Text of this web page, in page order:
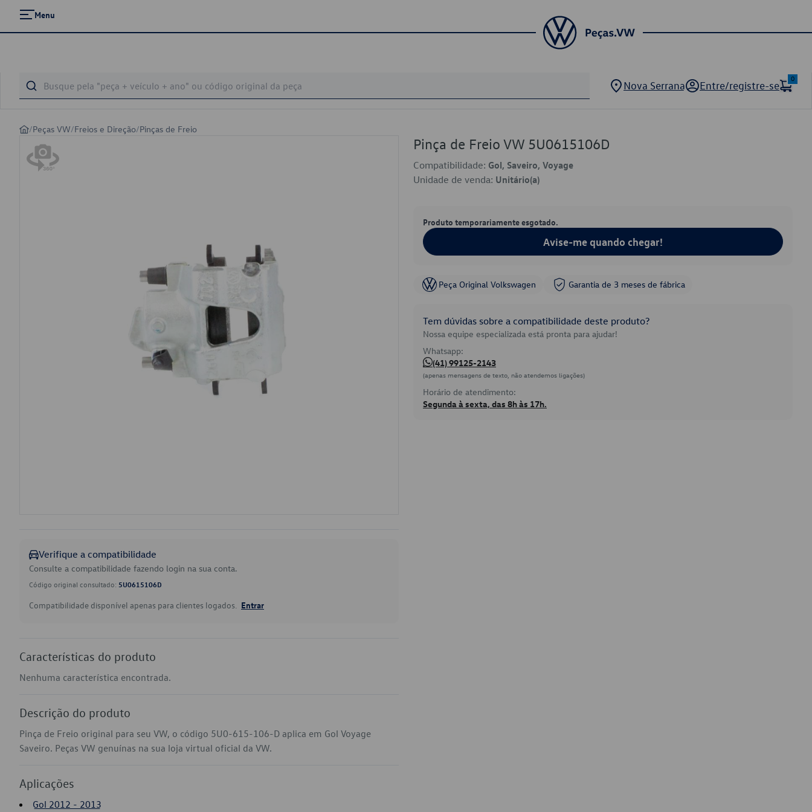
Menu
Nova Serrana Entre/registre-se
0
/Peças VW/Freios e Direção/Pinças de Freio
Verifique a compatibilidade
Consulte a compatibilidade fazendo login na sua conta.
Código original consultado: 5U0615106D
Compatibilidade disponível apenas para clientes logados. Entrar
Características do produto
Nenhuma característica encontrada.
Descrição do produto
Pinça de Freio original para seu VW, o código 5U0-615-106-D aplica em Gol Voyage
Saveiro. Peças VW genuínas na sua loja virtual oficial da VW.
Aplicações
Gol 2012 - 2013
Pinça de Freio VW 5U0615106D
Compatibilidade: Gol, Saveiro, Voyage
Unidade de venda: Unitário(a)
Produto temporariamente esgotado.
Avise-me quando chegar!
Peça Original Volkswagen Garantia de 3 meses de fábrica
Tem dúvidas sobre a compatibilidade deste produto?
Nossa equipe especializada está pronta para ajudar!
Whatsapp:
(41) 99125-2143
(apenas mensagens de texto, não atendemos ligações)
Horário de atendimento:
Segunda à sexta, das 8h às 17h.